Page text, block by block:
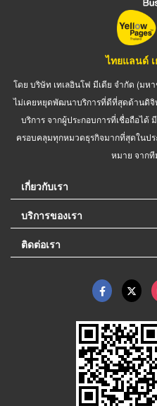
ไทยแลนด์ เ
โดย บริษัท เทเลอินโฟ มีเดีย จำกัด (มห
ไม่เคยหยุดพัฒนาบริการที่ดีที่สุดด้านดิจิ
บริการ จากผู้ประกอบการที่เชื่อถือได้
ครอบคลุมทุกหมวดธุรกิจมากที่สุดในปร
หมาย จาก
เกี่ยวกับเรา
บริการของเรา
ติดต่อเรา